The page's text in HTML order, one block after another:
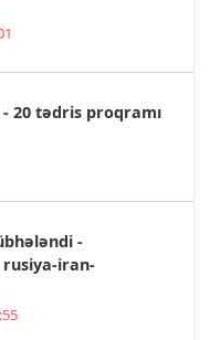
20 tədris proqramı
-
rusiya-iran-